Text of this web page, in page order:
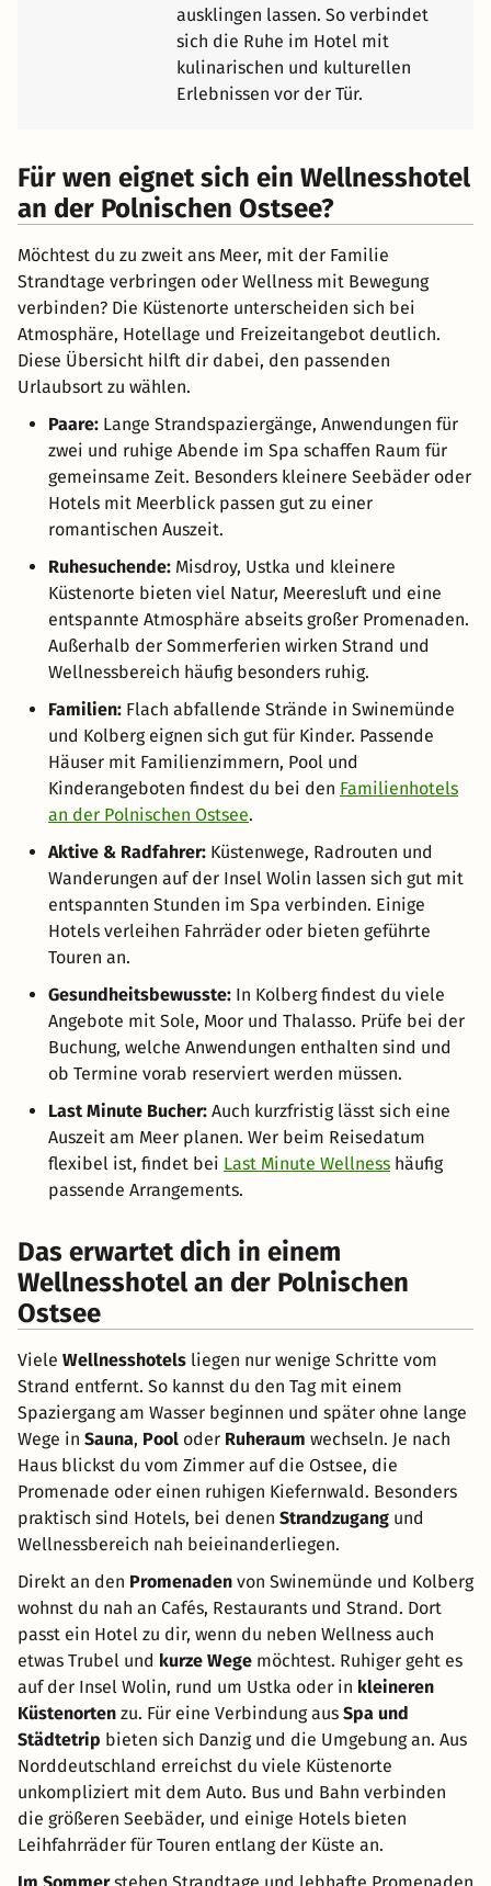
ausklingen lassen. So verbindet
sich die Ruhe im Hotel mit
kulinarischen und kulturellen
Erlebnissen vor der Tür.
Für wen eignet sich ein Wellnesshotel
an der Polnischen Ostsee?
Möchtest du zu zweit ans Meer, mit der Familie
Strandtage verbringen oder Wellness mit Bewegung
verbinden? Die Küstenorte unterscheiden sich bei
Atmosphäre, Hotellage und Freizeitangebot deutlich.
Diese Übersicht hilft dir dabei, den passenden
Urlaubsort zu wählen.
Paare: Lange Strandspaziergänge, Anwendungen für
zwei und ruhige Abende im Spa schaffen Raum für
gemeinsame Zeit. Besonders kleinere Seebäder oder
Hotels mit Meerblick passen gut zu einer
romantischen Auszeit.
Ruhesuchende: Misdroy, Ustka und kleinere
Küstenorte bieten viel Natur, Meeresluft und eine
entspannte Atmosphäre abseits großer Promenaden.
Außerhalb der Sommerferien wirken Strand und
Wellnessbereich häufig besonders ruhig.
Familien: Flach abfallende Strände in Swinemünde
und Kolberg eignen sich gut für Kinder. Passende
Häuser mit Familienzimmern, Pool und
Kinderangeboten findest du bei den Familienhotels
an der Polnischen Ostsee.
Aktive & Radfahrer: Küstenwege, Radrouten und
Wanderungen auf der Insel Wolin lassen sich gut mit
entspannten Stunden im Spa verbinden. Einige
Hotels verleihen Fahrräder oder bieten geführte
Touren an.
Gesundheitsbewusste: In Kolberg findest du viele
Angebote mit Sole, Moor und Thalasso. Prüfe bei der
Buchung, welche Anwendungen enthalten sind und
ob Termine vorab reserviert werden müssen.
Last Minute Bucher: Auch kurzfristig lässt sich eine
Auszeit am Meer planen. Wer beim Reisedatum
flexibel ist, findet bei Last Minute Wellness häufig
passende Arrangements.
Das erwartet dich in einem
Wellnesshotel an der Polnischen
Ostsee
Viele Wellnesshotels liegen nur wenige Schritte vom
Strand entfernt. So kannst du den Tag mit einem
Spaziergang am Wasser beginnen und später ohne lange
Wege in Sauna, Pool oder Ruheraum wechseln. Je nach
Haus blickst du vom Zimmer auf die Ostsee, die
Promenade oder einen ruhigen Kiefernwald. Besonders
praktisch sind Hotels, bei denen Strandzugang und
Wellnessbereich nah beieinanderliegen.
Direkt an den Promenaden von Swinemünde und Kolberg
wohnst du nah an Cafés, Restaurants und Strand. Dort
passt ein Hotel zu dir, wenn du neben Wellness auch
etwas Trubel und kurze Wege möchtest. Ruhiger geht es
auf der Insel Wolin, rund um Ustka oder in kleineren
Küstenorten zu. Für eine Verbindung aus Spa und
Städtetrip bieten sich Danzig und die Umgebung an. Aus
Norddeutschland erreichst du viele Küstenorte
unkompliziert mit dem Auto. Bus und Bahn verbinden
die größeren Seebäder, und einige Hotels bieten
Leihfahrräder für Touren entlang der Küste an.
Im Sommerstehen Strandtage und lebhafte Promenaden